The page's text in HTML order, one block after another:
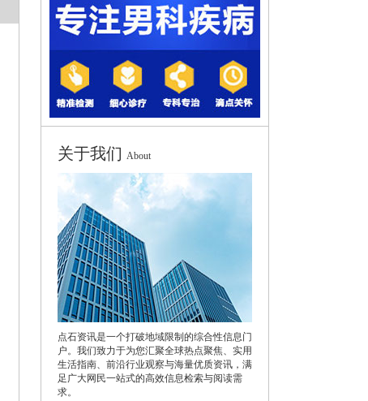
关于我们 About
点石资讯是一个打破地域限制的综合性信息门
户。我们致力于为您汇聚全球热点聚焦、实用
生活指南、前沿行业观察与海量优质资讯，满
足广大网民一站式的高效信息检索与阅读需
求。